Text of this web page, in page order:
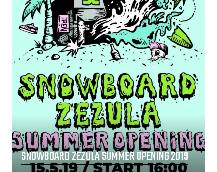
SNOWBOARD ZEZULA SUMMER OPENING 2019